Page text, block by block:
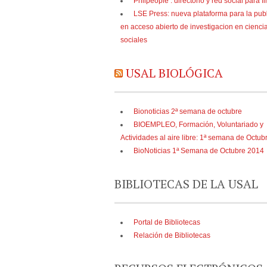
LSE Press: nueva plataforma para la
en acceso abierto de investigacion en
sociales
USAL BIOLÓGICA
Bionoticias 2ª semana de octubre
BIOEMPLEO, Formación, Voluntariado y
Actividades al aire libre: 1ª semana de
BioNoticias 1ª Semana de Octubre 2014
BIBLIOTECAS DE LA USAL
Portal de Bibliotecas
Relación de Bibliotecas